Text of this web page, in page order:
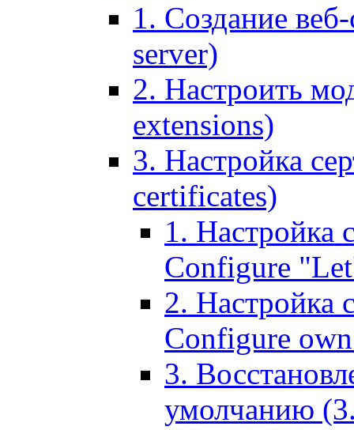
1. Создание
server)
2. Настроить
extensions)
3. Настройка
certificates)
1. Настройка
Configure
2. Настройка
Configure
3.
умолчанию